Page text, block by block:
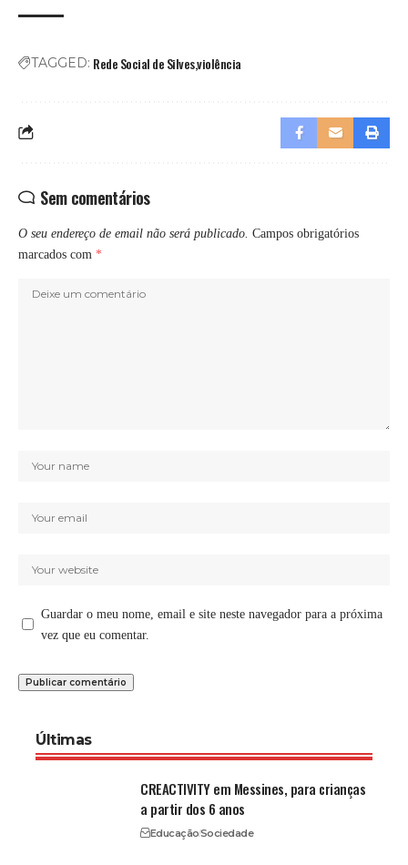
TAGGED: Rede Social de Silvesviolência
Sem comentários
O seu endereço de email não será publicado. Campos obrigatórios
marcados com *
Guardar o meu nome, email e site neste navegador para a próxima
vez que eu comentar.
Últimas
CREACTIVITY em Messines, para crianças
a partir dos 6 anos
EducaçãoSociedade